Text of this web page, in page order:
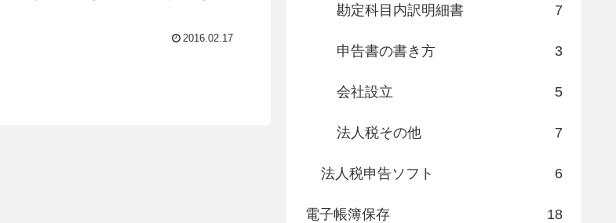
2016.02.17
勘定科目内訳明細書 7
申告書の書き方 3
会社設立 5
法人税その他 7
法人税申告ソフト 6
電子帳簿保存 18